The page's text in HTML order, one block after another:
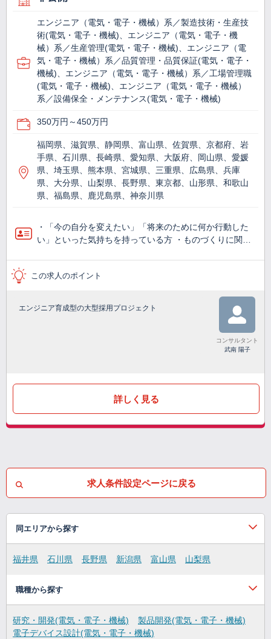
エンジニア（電気・電子・機械）系／製造技術・生産技
術(電気・電子・機械)、エンジニア（電気・電子・機
械）系／生産管理(電気・電子・機械)、エンジニア（電
気・電子・機械）系／品質管理・品質保証(電気・電子・
機械)、エンジニア（電気・電子・機械）系／工場管理職
(電気・電子・機械)、エンジニア（電気・電子・機械）
系／設備保全・メンテナンス(電気・電子・機械)
350万円～450万円
福岡県、滋賀県、静岡県、富山県、佐賀県、京都府、岩
手県、石川県、長崎県、愛知県、大阪府、岡山県、愛媛
県、埼玉県、熊本県、宮城県、三重県、広島県、兵庫
県、大分県、山梨県、長野県、東京都、山形県、和歌山
県、福島県、鹿児島県、神奈川県
・「今の自分を変えたい」「将来のために何か行動した
い」といった気持ちを持っている方 ・ものづくりに関…
この求人のポイント
エンジニア育成型の大型採用プロジェクト
コンサルタント
武南 陽子
詳しく見る
求人条件設定ページに戻る
同エリアから探す
福井県 石川県 長野県 新潟県 富山県 山梨県
職種から探す
研究・開発(電気・電子・機械)
製品開発(電気・電子・機械)
電子デバイス設計(電気・電子・機械)